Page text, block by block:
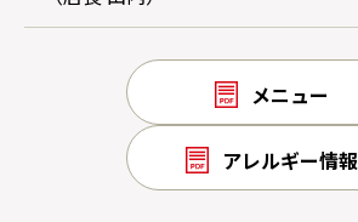
メニュー
アレルギー情報